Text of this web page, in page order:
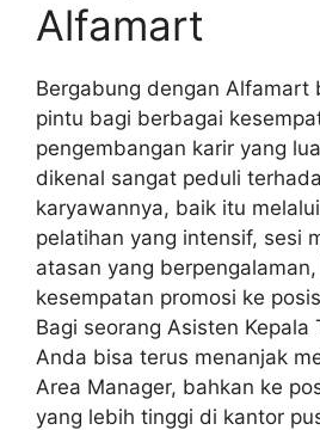
Alfamart
Bergabung dengan Alfamart
pintu bagi berbagai
pengembangan karir yang
dikenal sangat peduli
karyawannya, baik itu
pelatihan yang intensif, sesi
atasan yang
kesempatan promosi ke
Bagi seorang Asisten Kepala
Anda bisa terus menanjak
Area Manager, bahkan ke
yang lebih tinggi di kantor